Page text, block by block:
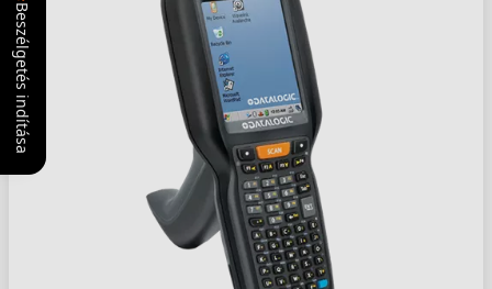
Beszélgetés indítása